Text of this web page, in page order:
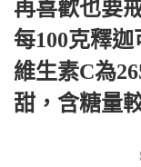
每100克釋迦
維生素C為
甜，含糖量